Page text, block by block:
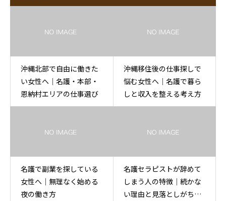
沖縄北部で自由に働きた
い女性へ｜名護・本部・
恩納村エリアの仕事選び
沖縄移住後の仕事探しで
悩む女性へ｜名護で暮ら
しと収入を整える考え方
名護で副業を探している
女性へ｜無理なく始める
夜の働き方
名護セラピストが辞めて
しまう人の特徴｜続かな
い理由と見落としがちな